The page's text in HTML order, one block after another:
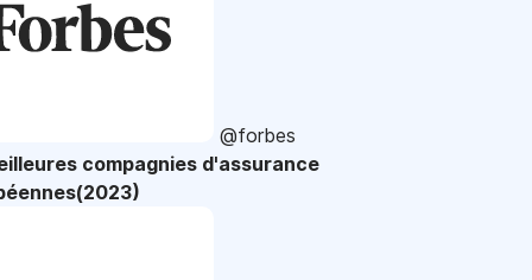
@forbes
compagnies d'assurance